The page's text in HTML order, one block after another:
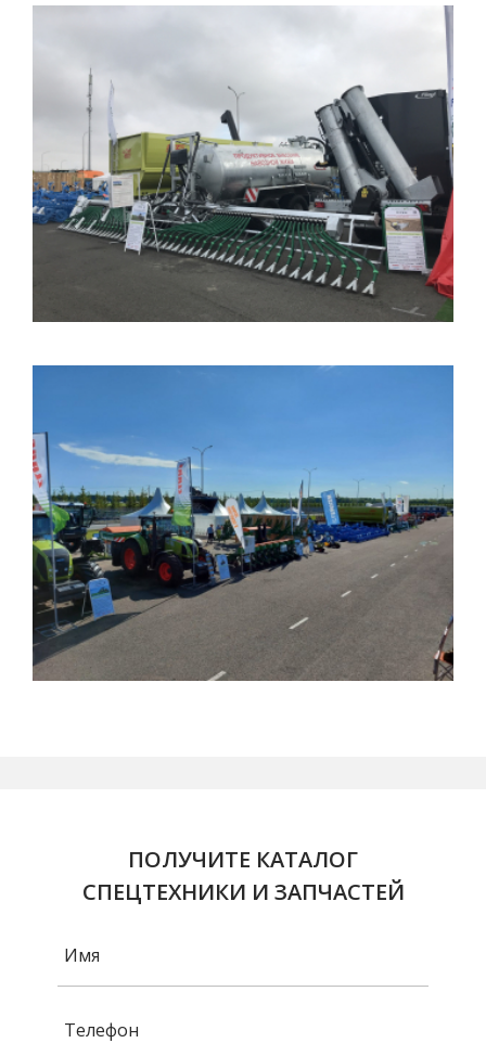
ПОЛУЧИТЕ КАТАЛОГ
СПЕЦТЕХНИКИ И ЗАПЧАСТЕЙ